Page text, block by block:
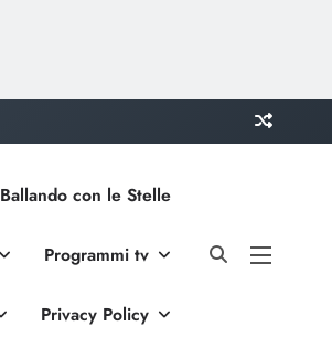
Ballando con le Stelle
Programmi tv
Privacy Policy